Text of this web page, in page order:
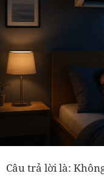
Câu trả lời là: